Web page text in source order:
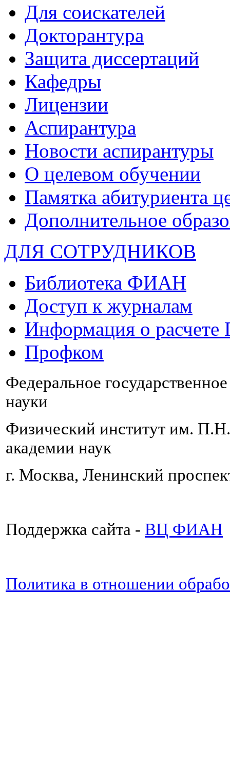
Для соискателей
Докторантура
Защита диссертаций
Кафедры
Лицензии
Аспирантура
Новости аспирантуры
О целевом обучении
Памятка абитуриента
Дополнительное
ДЛЯ СОТРУДНИКОВ
Библиотека ФИАН
Доступ к журналам
Информация о
Профком
Федеральное
науки
Физический институт им.
академии наук
г. Москва, Ленинский
Поддержка сайта - ВЦ ФИАН
Политика в отношении